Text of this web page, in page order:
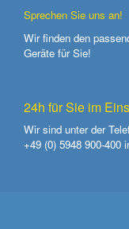
Sprechen Sie uns an!
Wir finden den
Geräte für Sie!
24h für Sie im
Wir sind unter der
+49 (0) 5948 900-400